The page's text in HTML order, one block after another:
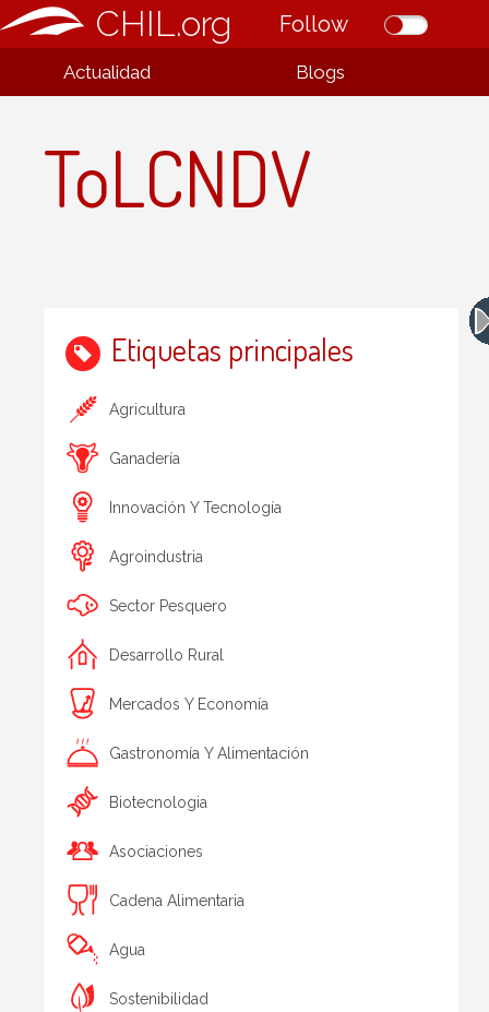
CHIL.org Follow
Actualidad Blogs
ToLCNDV
Etiquetas principales
Agricultura
Ganadería
Innovación Y Tecnología
Agroindustria
Sector Pesquero
Desarrollo Rural
Mercados Y Economía
Gastronomía Y Alimentación
Biotecnologia
Asociaciones
Cadena Alimentaria
Agua
Sostenibilidad